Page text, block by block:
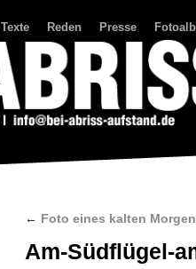
Texte Reden Presse
← Foto eines kalten
Am-Südflügel-